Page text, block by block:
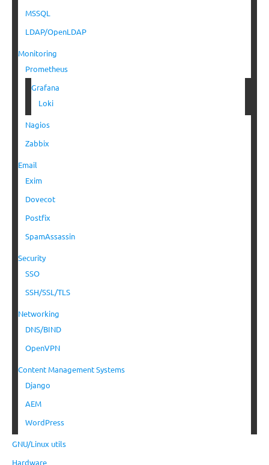
MSSQL
LDAP/OpenLDAP
Monitoring
Prometheus
Grafana
Loki
Nagios
Zabbix
Email
Exim
Dovecot
Postfix
SpamAssassin
Security
SSO
SSH/SSL/TLS
Networking
DNS/BIND
OpenVPN
Content Management Systems
Django
AEM
WordPress
GNU/Linux utils
Hardware